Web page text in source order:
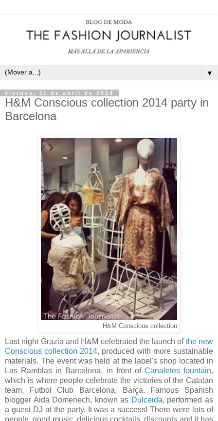
▼
viernes, 11 de abril de 2014
H&M Conscious collection 2014 party in
Barcelona
H&M Conscious collection
Last night Grazia and H&M celebrated the launch of the new
Conscious collection 2014, produced with more sustainable
materials. The event was held at the label's shop located in
Las Ramblas in Barcelona, in front of Canaletes fountain,
which is where people celebrate the victories of the Catalan
team, Futbol Club Barcelona, Barça. Famous Spanish
blogger Aida Domenech, known as Dulceida, performed as
a guest DJ at the party. It was a success! There were lots of
people, good music, delicious cocktails, discounts and it has